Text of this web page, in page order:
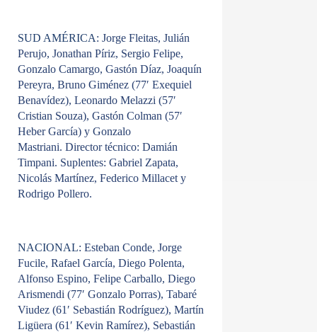
SUD AMÉRICA: Jorge Fleitas, Julián
Perujo, Jonathan Píriz, Sergio Felipe,
Gonzalo Camargo, Gastón Díaz, Joaquín
Pereyra, Bruno Giménez (77′ Exequiel
Benavídez), Leonardo Melazzi (57′
Cristian Souza), Gastón Colman (57′
Heber García) y Gonzalo
Mastriani. Director técnico: Damián
Timpani. Suplentes: Gabriel Zapata,
Nicolás Martínez, Federico Millacet y
Rodrigo Pollero.
NACIONAL: Esteban Conde, Jorge
Fucile, Rafael García, Diego Polenta,
Alfonso Espino, Felipe Carballo, Diego
Arismendi (77′ Gonzalo Porras), Tabaré
Viudez (61′ Sebastián Rodríguez), Martín
Ligüera (61′ Kevin Ramírez), Sebastián